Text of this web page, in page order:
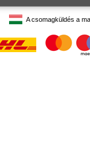
A csomagküldés a